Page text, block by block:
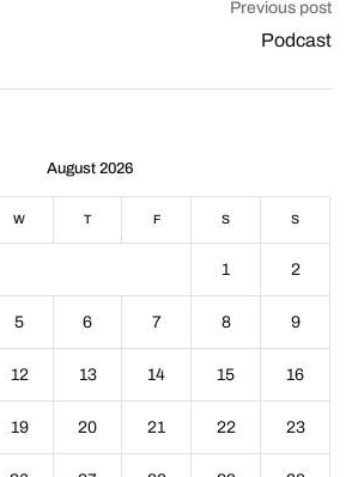
Previous post
Podcast
August 2026
W T F S S
1 2
5 6 7 8 9
12 13 14 15 16
19 20 21 22 23